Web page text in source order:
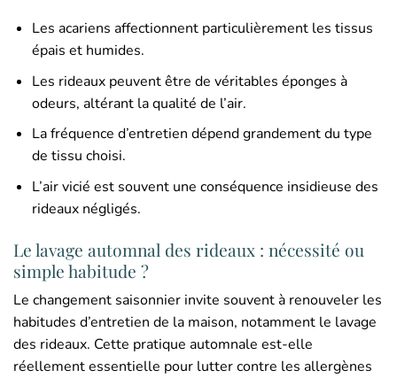
Les acariens affectionnent particulièrement les tissus
épais et humides.
Les rideaux peuvent être de véritables éponges à
odeurs, altérant la qualité de l’air.
La fréquence d’entretien dépend grandement du type
de tissu choisi.
L’air vicié est souvent une conséquence insidieuse des
rideaux négligés.
Le lavage automnal des rideaux : nécessité ou
simple habitude ?
Le changement saisonnier invite souvent à renouveler les
habitudes d’entretien de la maison, notamment le lavage
des rideaux. Cette pratique automnale est-elle
réellement essentielle pour lutter contre les allergènes